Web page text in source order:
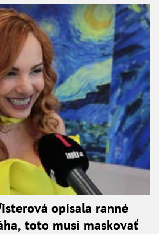
opísala ranné
toto musí maskovať